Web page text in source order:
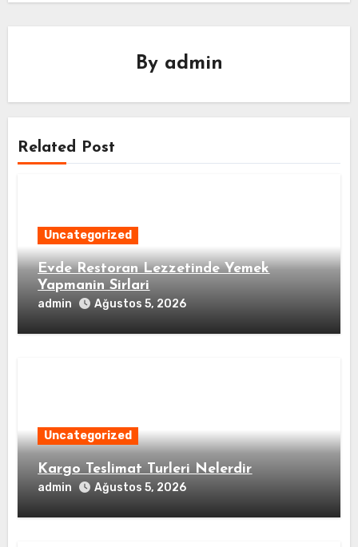
By admin
Related Post
Uncategorized
Evde Restoran Lezzetinde Yemek
Yapmanin Sirlari
admin Ağustos 5, 2026
Uncategorized
Kargo Teslimat Turleri Nelerdir
admin Ağustos 5, 2026